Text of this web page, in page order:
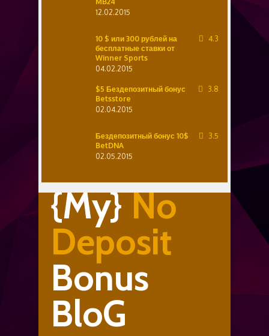
12.02.2015
10 $ или 300 рублей на
бесплатные ставки от
Winner Sports
04.02.2015
4.3
$5 Бездепозитный бонус
Betsstore
02.04.2015
3.8
Бездепозитный бонус 10$
BetDNA
02.05.2015
3.5
{My}No
Deposit
Bonus
BloG